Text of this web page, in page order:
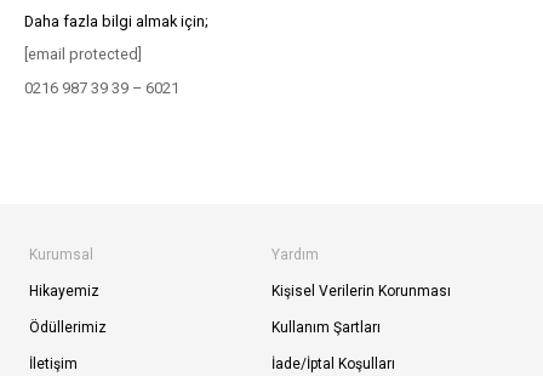
Daha fazla bilgi almak için;
[email protected]
0216 987 39 39 – 6021
Kurumsal
Hikayemiz
Ödüllerimiz
İletişim
Yardım
Kişisel Verilerin Korunması
Kullanım Şartları
İade/İptal Koşulları